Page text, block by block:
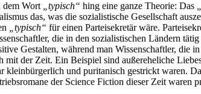
dem Wort
„typisch“ hing eine ganze Theorie: Das
das, was die sozialistische Gesellschaft
„typisch“ für einen Parteisekretär wäre.
die in den sozialistischen Ländern
Gestalten, während man Wissenschaftler, die
mit der Zeit. Ein Beispiel sind außereheliche
kleinbürgerlich und puritanisch gestrickt waren.
der Science Fiction dieser Zeit waren